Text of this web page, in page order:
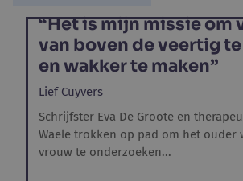
“Het is mijn missie om
van boven de veertig
en wakker te maken”
Lief Cuyvers
Schrijfster Eva De Groote en
Waele trokken op pad om het ouder
vrouw te onderzoeken...